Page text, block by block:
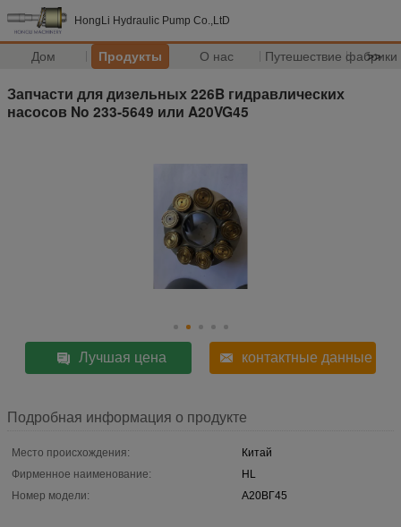
HongLi Hydraulic Pump Co.,LtD
Дом Продукты О нас Путешествие фабрики
>>
Запчасти для дизельных 226B гидравлических
насосов No 233-5649 или A20VG45
Лучшая цена контактные данные
Подробная информация о продукте
Место происхождения:
Китай
Фирменное наименование:
HL
Номер модели:
А20ВГ45